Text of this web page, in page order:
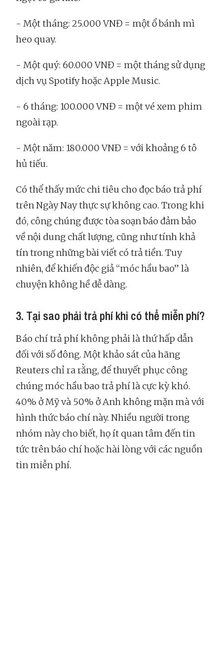
- Một tháng: 25.000 VNĐ = một ổ bánh mì
heo quay.
- Một quý: 60.000 VNĐ = một tháng sử dụng
dịch vụ Spotify hoặc Apple Music.
- 6 tháng: 100.000 VNĐ = một vé xem phim
ngoài rạp.
- Một năm: 180.000 VNĐ = với khoảng 6 tô
hủ tiếu.
Có thể thấy mức chi tiêu cho đọc báo trả phí
trên Ngày Nay thực sự không cao. Trong khi
đó, công chúng được tòa soạn báo đảm bảo
về nội dung chất lượng, cũng như tính khả
tín trong những bài viết có trả tiền. Tuy
nhiên, để khiến độc giả “móc hầu bao” là
chuyện không hề dễ dàng.
3. Tại sao phải trả phí khi có thể miễn phí?
Báo chí trả phí không phải là thứ hấp dẫn
đối với số đông. Một khảo sát của hãng
Reuters chỉ ra rằng, để thuyết phục công
chúng móc hầu bao trả phí là cực kỳ khó.
40% ở Mỹ và 50% ở Anh không mặn mà với
hình thức báo chí này. Nhiều người trong
nhóm này cho biết, họ ít quan tâm đến tin
tức trên báo chí hoặc hài lòng với các nguồn
tin miễn phí.